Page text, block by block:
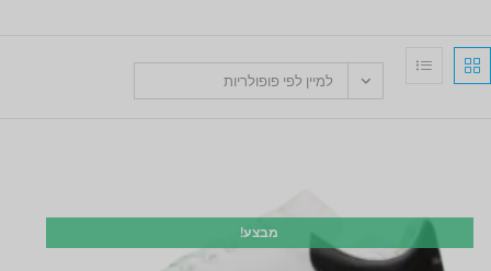
למיין לפי פופולריות
מבצע!